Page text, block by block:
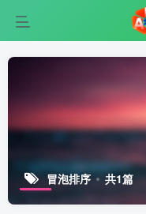
冒泡排序 共1篇